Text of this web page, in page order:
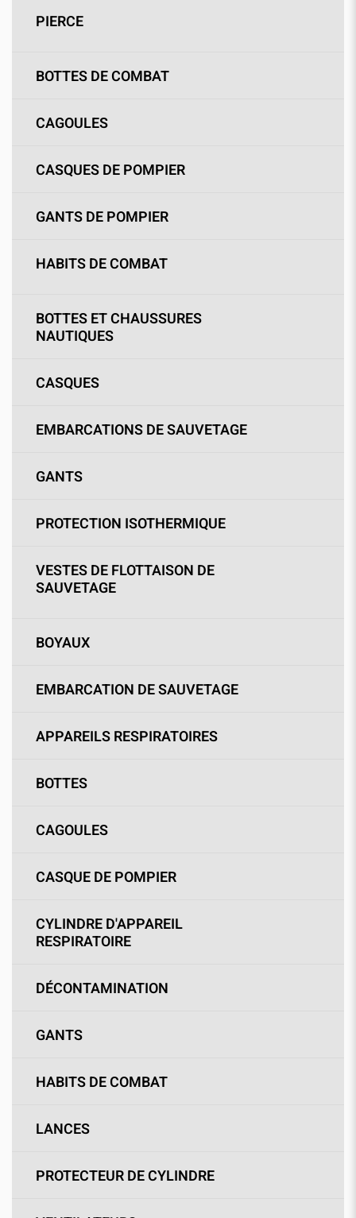
PIERCE
BOTTES DE COMBAT
CAGOULES
CASQUES DE POMPIER
GANTS DE POMPIER
HABITS DE COMBAT
BOTTES ET CHAUSSURES
NAUTIQUES
CASQUES
EMBARCATIONS DE SAUVETAGE
GANTS
PROTECTION ISOTHERMIQUE
VESTES DE FLOTTAISON DE
SAUVETAGE
BOYAUX
EMBARCATION DE SAUVETAGE
APPAREILS RESPIRATOIRES
BOTTES
CAGOULES
CASQUE DE POMPIER
CYLINDRE D'APPAREIL
RESPIRATOIRE
DÉCONTAMINATION
GANTS
HABITS DE COMBAT
LANCES
PROTECTEUR DE CYLINDRE